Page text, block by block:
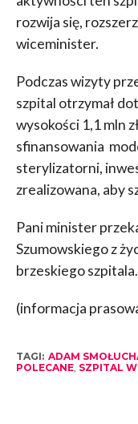
rozwija się,
wiceminister.
Podczas wizyty
szpital otrzymał
wysokości 1,1 mln
sfinansowania
sterylizatorni,
zrealizowana, aby
Pani minister
Szumowskiego z
brzeskiego szpitala.
(informacja
TAGI: ADAM
POLECANE, SZPITAL